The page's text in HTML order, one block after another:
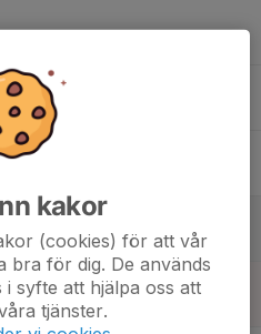
kakor
(cookies) för att vår
bra för dig. De används
syfte att hjälpa oss att
tjänster.